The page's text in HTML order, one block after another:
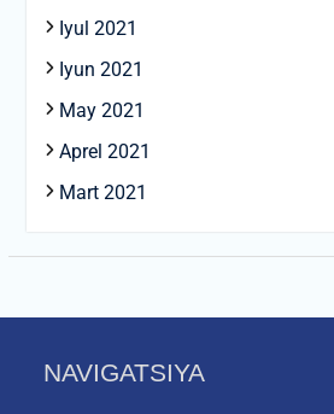
Iyul 2021
Iyun 2021
May 2021
Aprel 2021
Mart 2021
NAVIGATSIYA